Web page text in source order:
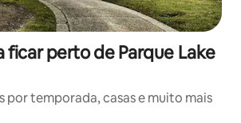
ficar perto de Parque Lake
por temporada, casas e muito mais